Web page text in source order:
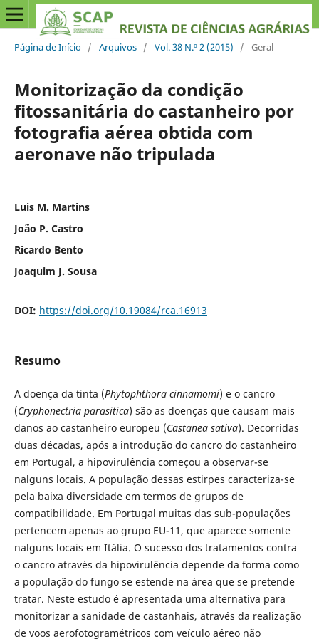
Página de Início / Arquivos / Vol. 38 N.º 2 (2015) / Geral
Monitorização da condição
fitossanitária do castanheiro por
fotografia aérea obtida com
aeronave não tripulada
Luis M. Martins
João P. Castro
Ricardo Bento
Joaquim J. Sousa
DOI: https://doi.org/10.19084/rca.16913
Resumo
A doença da tinta (Phytophthora cinnamomi) e o cancro
(Cryphonectria parasitica) são as doenças que causam mais
danos ao castanheiro europeu (Castanea sativa). Decorridas
duas décadas, após a introdução do cancro do castanheiro
em Portugal, a hipovirulência começou a observar-se
nalguns locais. A população dessas estirpes caracteriza-se
pela baixa diversidade em termos de grupos de
compatibilidade. Em Portugal muitas das sub-populações
pertencem apenas ao grupo EU-11, que aparece somente
nalguns locais em Itália. O sucesso dos tratamentos contra
o cancro através da hipovirulência depende da forma como
a população do fungo se estende na área que se pretende
tratar. Neste estudo é apresentada uma alternativa para
monitorizar a sanidade de castanhais, através da realização
de voos aerofotogramétricos com veículo aéreo não